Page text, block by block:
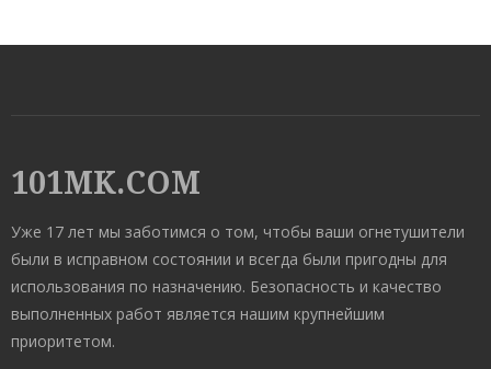
101MK.COM
Уже 17 лет мы заботимся о том, чтобы ваши огнетушители
были в исправном состоянии и всегда были пригодны для
использования по назначению. Безопасность и качество
выполненных работ является нашим крупнейшим
приоритетом.